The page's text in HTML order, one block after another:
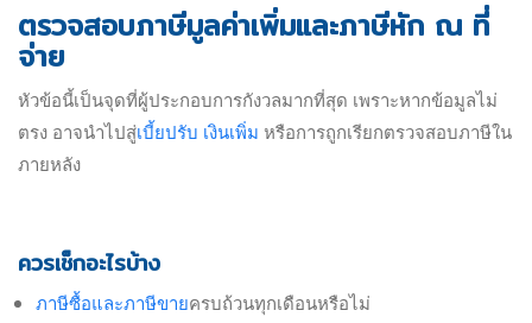
ตรวจสอบภาษีมูลค่าเพิ่มและภาษีหัก ณ ที่
จ่าย
หัวข้อนี้เป็นจุดที่ผู้ประกอบการกังวลมากที่สุด เพราะหากข้อมูลไม่
ตรง อาจนำไปสู่เบี้ยปรับ เงินเพิ่ม หรือการถูกเรียกตรวจสอบภาษีใน
ภายหลัง
ควรเช็กอะไรบ้าง
ภาษีซื้อและภาษีขายครบถ้วนทุกเดือนหรือไม่